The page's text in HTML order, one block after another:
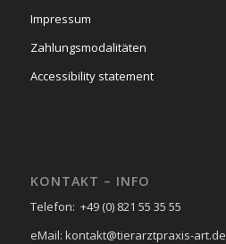
Impressum
Zahlungsmodalitäten
Accessibility statement
KONTAKT – INFO
Telefon: +49 (0) 821 55 35 55
eMail: kontakt@tierarztpraxis-art.de